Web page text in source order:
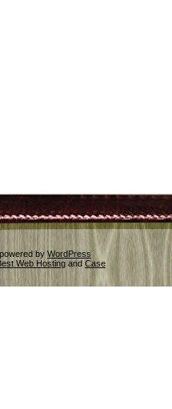
by WordPress
Web Hosting and Case